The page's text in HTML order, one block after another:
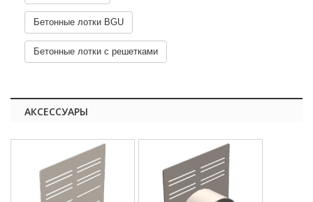
Бетонные лотки BGU
Бетонные лотки с решетками
АКСЕССУАРЫ